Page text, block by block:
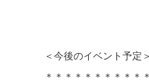
＜今後のイベント予定＞
＊＊＊＊＊＊＊＊＊＊